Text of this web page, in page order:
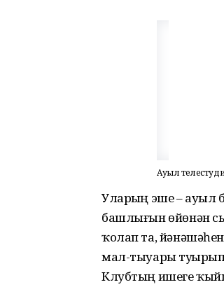
Ауыл
Уларҙың эше – ауыл
башлығын өйөнән
ҡолап та,
мал-тыуарҙы
Клубтың ишеге